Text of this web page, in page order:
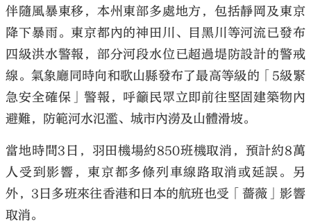
伴隨風暴東移，本州東部多處地方，包括靜岡及東京
降下暴雨。東京都內的神田川、目黑川等河流已發布
四級洪水警報，部分河段水位已超過堤防設計的警戒
線。氣象廳同時向和歌山縣發布了最高等級的「5級緊
急安全確保」警報，呼籲民眾立即前往堅固建築物內
避難，防範河水氾濫、城市內澇及山體滑坡。
當地時間3日，羽田機場約850班機取消，預計約8萬
人受到影響，東京都多條列車線路取消或延誤。另
外，3日多班來往香港和日本的航班也受「薔薇」影響
取消。